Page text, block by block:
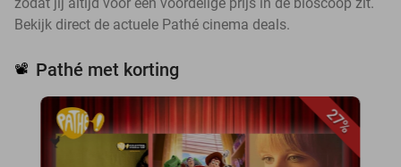
Bekijk direct de actuele Pathé cinema deals.
📽️ Pathé met korting
27%